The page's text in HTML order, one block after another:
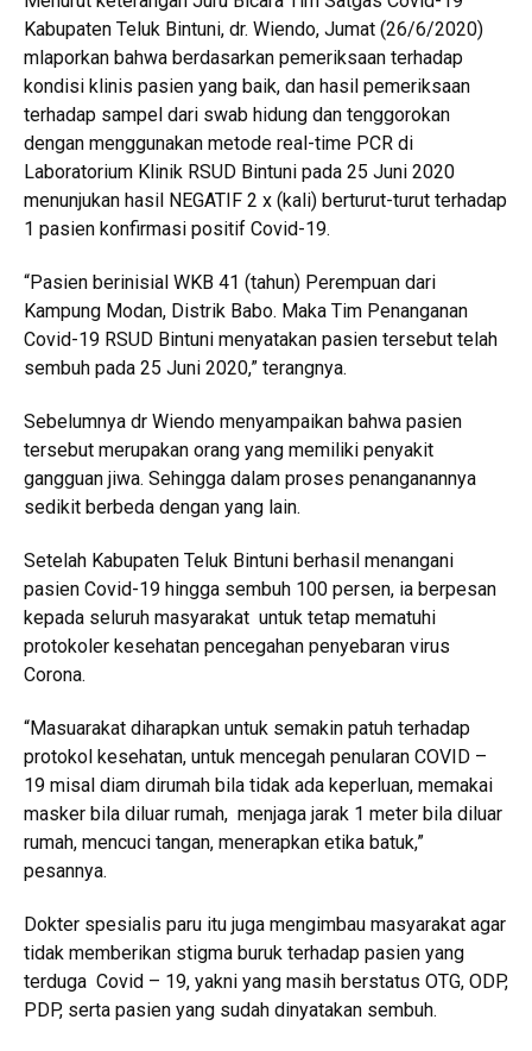
Kabupaten Teluk Bintuni, dr. Wiendo, Jumat (26/6/2020)
mlaporkan bahwa berdasarkan pemeriksaan terhadap
kondisi klinis pasien yang baik, dan hasil pemeriksaan
terhadap sampel dari swab hidung dan tenggorokan
dengan menggunakan metode real-time PCR di
Laboratorium Klinik RSUD Bintuni pada 25 Juni 2020
menunjukan hasil NEGATIF 2 x (kali) berturut-turut terhadap
1 pasien konfirmasi positif Covid-19.
“Pasien berinisial WKB 41 (tahun) Perempuan dari
Kampung Modan, Distrik Babo. Maka Tim Penanganan
Covid-19 RSUD Bintuni menyatakan pasien tersebut telah
sembuh pada 25 Juni 2020,” terangnya.
Sebelumnya dr Wiendo menyampaikan bahwa pasien
tersebut merupakan orang yang memiliki penyakit
gangguan jiwa. Sehingga dalam proses penanganannya
sedikit berbeda dengan yang lain.
Setelah Kabupaten Teluk Bintuni berhasil menangani
pasien Covid-19 hingga sembuh 100 persen, ia berpesan
kepada seluruh masyarakat untuk tetap mematuhi
protokoler kesehatan pencegahan penyebaran virus
Corona.
“Masuarakat diharapkan untuk semakin patuh terhadap
protokol kesehatan, untuk mencegah penularan COVID –
19 misal diam dirumah bila tidak ada keperluan, memakai
masker bila diluar rumah, menjaga jarak 1 meter bila diluar
rumah, mencuci tangan, menerapkan etika batuk,”
pesannya.
Dokter spesialis paru itu juga mengimbau masyarakat agar
tidak memberikan stigma buruk terhadap pasien yang
terduga Covid – 19, yakni yang masih berstatus OTG, ODP,
PDP, serta pasien yang sudah dinyatakan sembuh.